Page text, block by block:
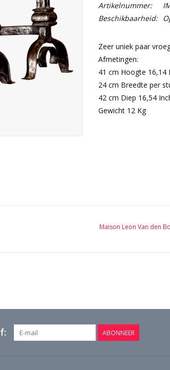
Artikelnummer:
Beschikbaarheid:
Zeer uniek paar
Afmetingen:
41 cm Hoogte 16,14
24 cm Breedte per
42 cm Diep 16,54
Gewicht 12 Kg
Maison Leon Van den
ABONNEER